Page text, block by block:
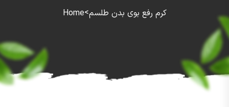
کرم رفع بوی بدن طلسم>
Home